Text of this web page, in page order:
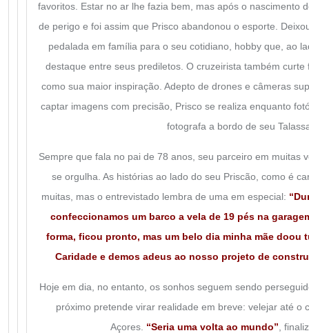
favoritos. Estar no ar lhe fazia bem, mas após o nascimento
de perigo e foi assim que Prisco abandonou o esporte.
pedalada em família para o seu cotidiano, hobby que, ao
destaque entre seus prediletos. O cruzeirista também
como sua maior inspiração. Adepto de drones e câmeras
captar imagens com precisão, Prisco se realiza enquanto
fotografa a bordo de seu
Sempre que fala no pai de 78 anos, seu parceiro em muitas
se orgulha. As histórias ao lado do seu Priscão, como é
muitas, mas o entrevistado lembra de uma em especial:
confeccionamos um barco a vela de 19 pés na
forma, ficou pronto, mas um belo dia minha mãe doou
Caridade e demos adeus ao nosso projeto de
Hoje em dia, no entanto, os sonhos seguem sendo
próximo pretende virar realidade em breve: velejar até o
Açores. “Seria uma volta ao mundo” ,